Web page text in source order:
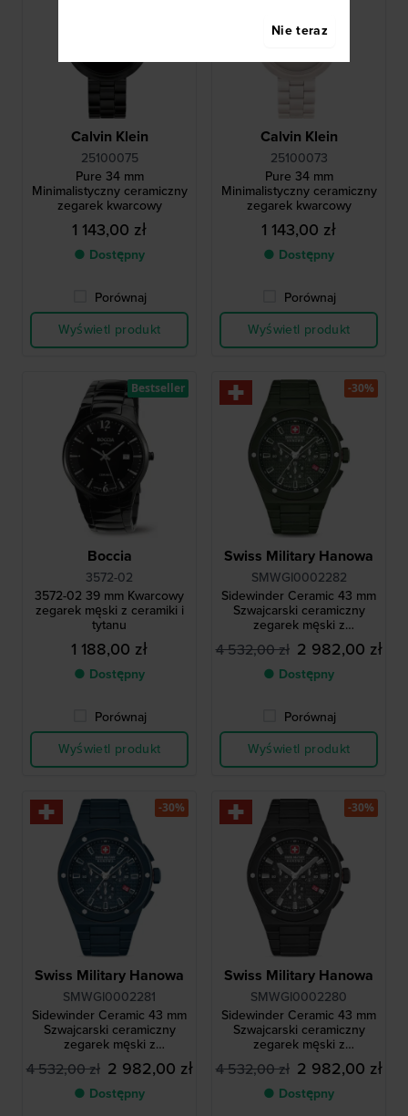
Calvin Klein
25100075
Pure 34 mm
Minimalistyczny ceramiczny
zegarek kwarcowy
1 143,00 zł
● Dostępny
Porównaj
Wyświetl produkt
Calvin Klein
25100073
Pure 34 mm
Minimalistyczny ceramiczny
zegarek kwarcowy
1 143,00 zł
● Dostępny
Porównaj
Wyświetl produkt
Boccia
3572-02
3572-02 39 mm Kwarcowy
zegarek męski z ceramiki i
tytanu
1 188,00 zł
● Dostępny
Porównaj
Wyświetl produkt
Bestseller
Swiss Military Hanowa
SMWGI0002282
Sidewinder Ceramic 43 mm
Szwajcarski ceramiczny
zegarek męski z
datownikiem
4 532,00 zł 2 982,00 zł
● Dostępny
Porównaj
Wyświetl produkt
-30%
Swiss Military Hanowa
SMWGI0002281
Sidewinder Ceramic 43 mm
Szwajcarski ceramiczny
zegarek męski z
datownikiem
4 532,00 zł 2 982,00 zł
● Dostępny
-30%
Swiss Military Hanowa
SMWGI0002280
Sidewinder Ceramic 43 mm
Szwajcarski ceramiczny
zegarek męski z
datownikiem
4 532,00 zł 2 982,00 zł
● Dostępny
-30%
Nie teraz